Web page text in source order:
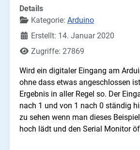
Details
Kategorie: Arduino
Erstellt: 14. Januar 2020
Zugriffe: 27869
Wird ein digitaler Eingang am
ohne dass etwas angeschlossen
Ergebnis in aller Regel so. Der
nach 1 und von 1 nach 0 ständig
zu sehen wenn man dieses
hoch lädt und den Serial Monitor